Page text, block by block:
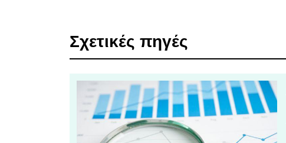
Σχετικές πηγές